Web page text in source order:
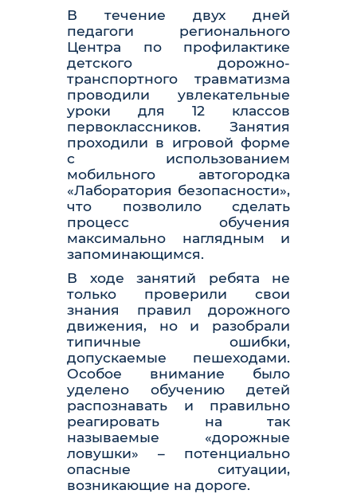
В течение двух дней
педагоги регионального
Центра по профилактике
детского дорожно-
транспортного травматизма
проводили увлекательные
уроки для 12 классов
первоклассников. Занятия
проходили в игровой форме
с использованием
мобильного автогородка
«Лаборатория безопасности»,
что позволило сделать
процесс обучения
максимально наглядным и
запоминающимся.
В ходе занятий ребята не
только проверили свои
знания правил дорожного
движения, но и разобрали
типичные ошибки,
допускаемые пешеходами.
Особое внимание было
уделено обучению детей
распознавать и правильно
реагировать на так
называемые «дорожные
ловушки» – потенциально
опасные ситуации,
возникающие на дороге.